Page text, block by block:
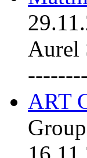
Aurel
ART